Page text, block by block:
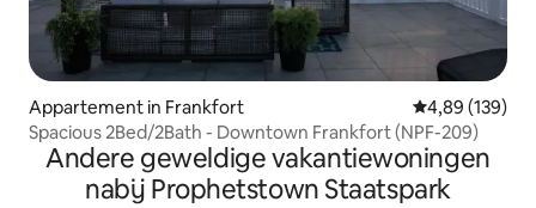
Appartement in Frankfort Gemiddelde
4,89 (139)
Spacious 2Bed/2Bath - Downtown Frankfort (NPF-209)
Andere geweldige vakantiewoningen
nabij Prophetstown Staatspark